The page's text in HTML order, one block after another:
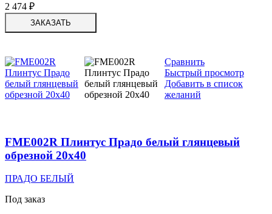
2 474 ₽
ЗАКАЗАТЬ
Сравнить
Быстрый просмотр
Добавить в список
желаний
FME002R Плинтус Прадо белый глянцевый
обрезной 20х40
ПРАДО БЕЛЫЙ
Под заказ